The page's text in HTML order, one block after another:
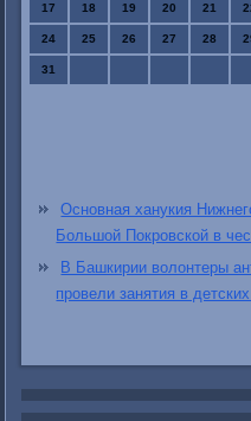
17 18 19 20 21
24 25 26 27 28
31
Основная ханукия
Большой Покровской в
В Башкирии волонтеры
провели занятия в